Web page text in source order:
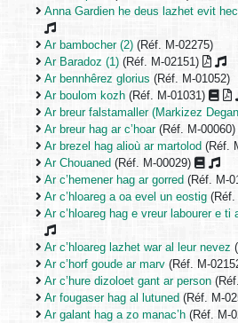
Anna Gardien he deus lazhet evit
Ar bambocher (2) (Réf. M-02275)
Ar Baradoz (1) (Réf. M-02151)
Ar bennhêrez glorius (Réf. M-01052)
Ar boulom kozh (Réf. M-01031)
Ar breur falstamaller (Markizez
Ar breur hag ar c’hoar(Réf. M-00060)
Ar brezel hag alioù ar martolod (Réf.
Ar Chouaned (Réf. M-00029)
Ar c’hemener hag ar gorred (Réf. M-
Ar c’hloareg a oa evel un eostig (Réf.
Ar c’hloareg hag e vreur labourer e ti
Ar c’hloareg lazhet war al leur nevez
Ar c’horf goude ar marv (Réf. M-
Ar c’hure dizoloet gant ar person
Ar fougaser hag al lutuned (Réf. M-
Ar galant hag a zo manac’h (Réf. M-